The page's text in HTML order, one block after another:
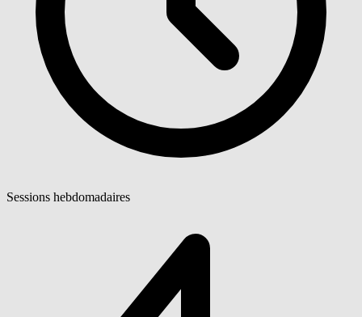
Sessions hebdomadaires